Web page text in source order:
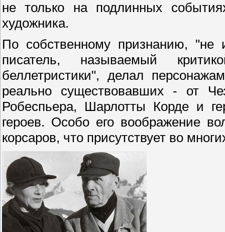
не только на подлинных
художника.
По собственному признанию, "не
писатель, называемый
беллетристики", делал
реально существовавших - от
Робеспьера, Шарлотты Корде и
героев. Особо его воображение
корсаров, что присутствует во